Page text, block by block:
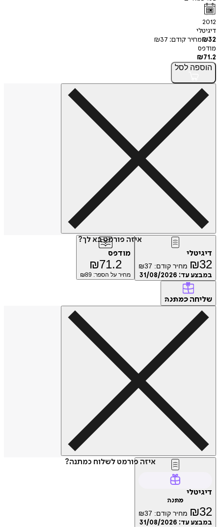
2012
דיגיטלי
₪32 מחיר קודם: ₪37
מודפס
₪71.2
הוספה לסל
איזה פורמט בא לך?
דיגיטלי
₪32 מחיר קודם: ₪37
במבצע עד: 31/08/2026
מודפס
₪71.2
מחיר על הספר: ₪ 89
שליחה כמתנה
איזה פורמט לשלוח כמתנה?
דיגיטלי
מתנה
₪32 מחיר קודם: ₪37
במבצע עד: 31/08/2026